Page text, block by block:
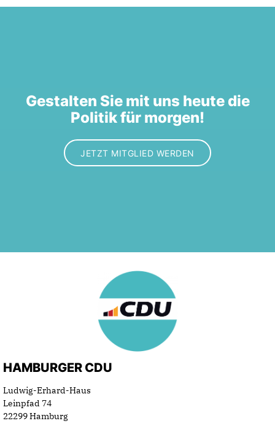
Gestalten Sie mit uns heute die
Politik für morgen!
JETZT MITGLIED WERDEN
HAMBURGER CDU
Ludwig-Erhard-Haus
Leinpfad 74
22299 Hamburg